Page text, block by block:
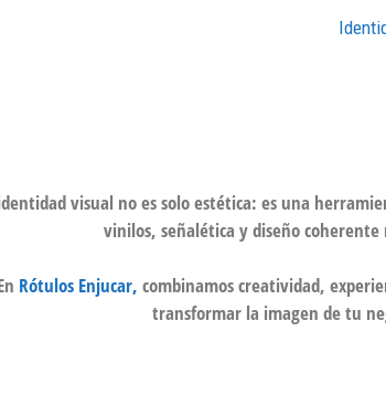
visual no es solo estética: es una
vinilos, señalética y diseño
Rótulos Enjucar, combinamos creatividad,
transformar la imagen de tu